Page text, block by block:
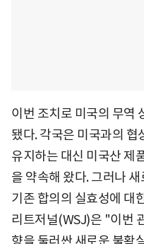
이번 조치로 미국의 무역
됐다. 각국은 미국과의 협
유지하는 대신 미국산 제
을 약속해 왔다. 그러나
기존 합의의 실효성에 대
리트저널(WSJ)은 "이번
향을 둘러싼 새로운 불확